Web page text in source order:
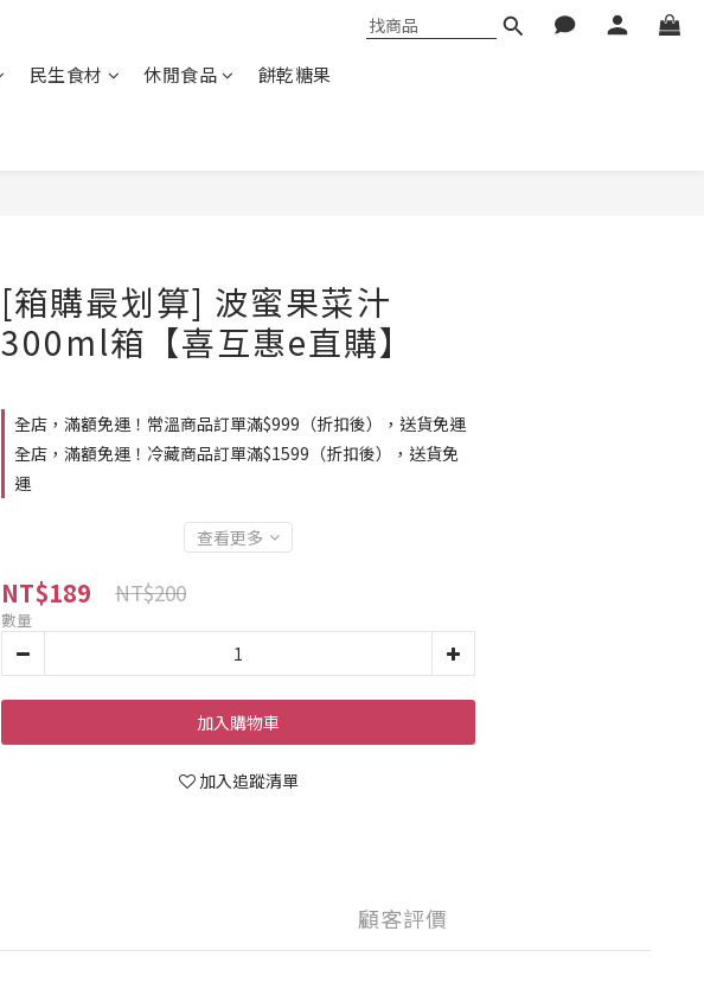
民生食材 休閒食品 餅乾糖果
[箱購最划算] 波蜜果菜汁
300ml箱【喜互惠e直購】
全店，滿額免運！常溫商品訂單滿$999（折扣後），送貨免運
全店，滿額免運！冷藏商品訂單滿$1599（折扣後），送貨免
運
查看更多
NT$189 NT$200
數量
加入購物車
加入追蹤清單
顧客評價